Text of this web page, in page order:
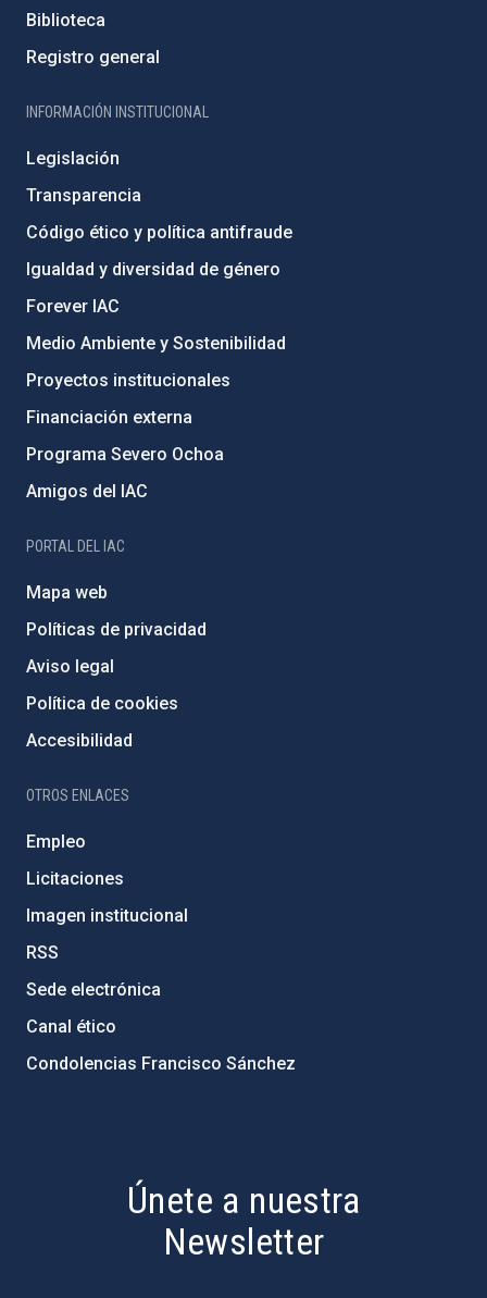
Biblioteca
Registro general
INFORMACIÓN INSTITUCIONAL
Legislación
Transparencia
Código ético y política antifraude
Igualdad y diversidad de género
Forever IAC
Medio Ambiente y Sostenibilidad
Proyectos institucionales
Financiación externa
Programa Severo Ochoa
Amigos del IAC
PORTAL DEL IAC
Mapa web
Políticas de privacidad
Aviso legal
Política de cookies
Accesibilidad
OTROS ENLACES
Empleo
Licitaciones
Imagen institucional
RSS
Sede electrónica
Canal ético
Condolencias Francisco Sánchez
Únete a nuestra
Newsletter